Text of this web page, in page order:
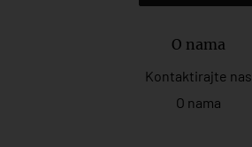
O nama
Kontaktirajte nas
O nama